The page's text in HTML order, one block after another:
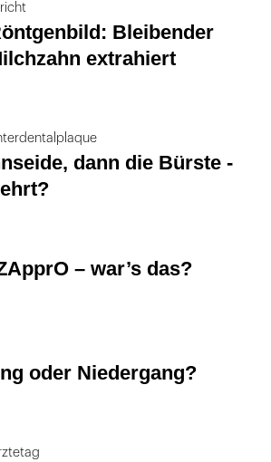
Bleibender
extrahiert
dann die Bürste -
– war’s das?
oder Niedergang?